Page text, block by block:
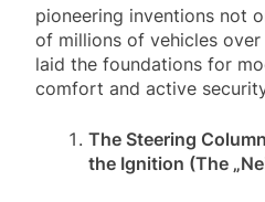
pioneering inventions not
of millions of vehicles
laid the foundations for
comfort and active
The Steering
the Ignition (The